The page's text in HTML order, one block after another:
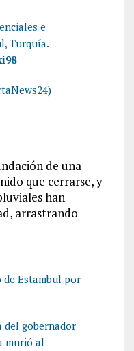
e
Turquía.
de una
que cerrarse, y
han
arrastrando
Estambul por
del gobernador
murió al